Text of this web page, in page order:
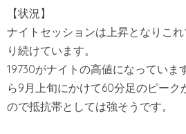
【状況】
ナイトセッションは上昇となりこ
り続けています。
19730がナイトの高値になっていま
ら9月上旬にかけて60分足のピーク
ので抵抗帯としては強そうです。